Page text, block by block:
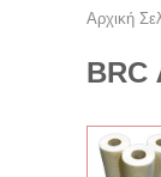
Αρχική
BRC